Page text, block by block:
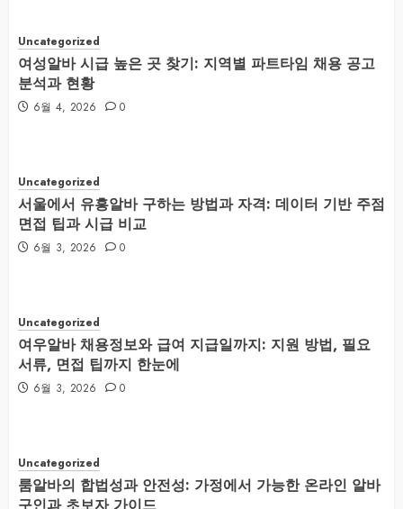
Uncategorized
여성알바 시급 높은 곳 찾기: 지역별 파트타임 채용 공고
분석과 현황
6월 4, 2026 0
Uncategorized
서울에서 유흥알바 구하는 방법과 자격: 데이터 기반 주점
면접 팁과 시급 비교
6월 3, 2026 0
Uncategorized
여우알바 채용정보와 급여 지급일까지: 지원 방법, 필요
서류, 면접 팁까지 한눈에
6월 3, 2026 0
Uncategorized
룸알바의 합법성과 안전성: 가정에서 가능한 온라인 알바